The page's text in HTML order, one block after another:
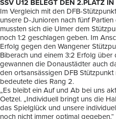
SSV U12 BELEGT DEN 2.PLATZ
Im Vergleich mit den DFB-
unsere D-Junioren nach fünf
mussten sich die Ulmer dem
noch 1:2 geschlagen geben. Im
Erfolg gegen den Wangener
Biberach und einem 3:2 Erfolg
gewannen die Donaustädter auch
den ortsansässigen DFB Stützpunkt
bedeutete dies Rang 2.
„Es bleibt ein Auf und Ab bei uns
Oetzel. „Individuell bringt uns die
das Spielglück und unsere
noch nicht immer optimal gegeben.“